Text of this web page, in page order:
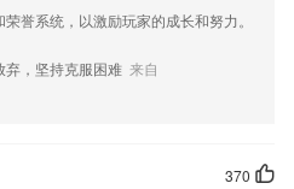
友，并与朋友分享学习的点点滴滴。
?
荣誉系统，以激励玩家的成长和努力。
弃，坚持克服困难 来自
370